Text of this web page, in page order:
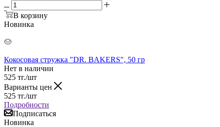
В корзину
Новинка
Кокосовая стружка "DR. BAKERS", 50 гр
Нет в наличии
525 тг./шт
Варианты цен
525 тг./шт
Подробности
Подписаться
Новинка